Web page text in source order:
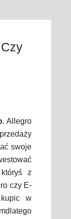
. Allegro
swoje
z
czy E-
w